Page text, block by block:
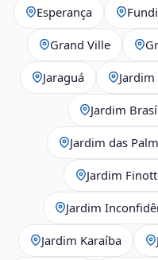
Esperança
Grand Ville
Jaraguá
Jardim
Jardim das
Jardim
Jardim
Jardim Karaíba